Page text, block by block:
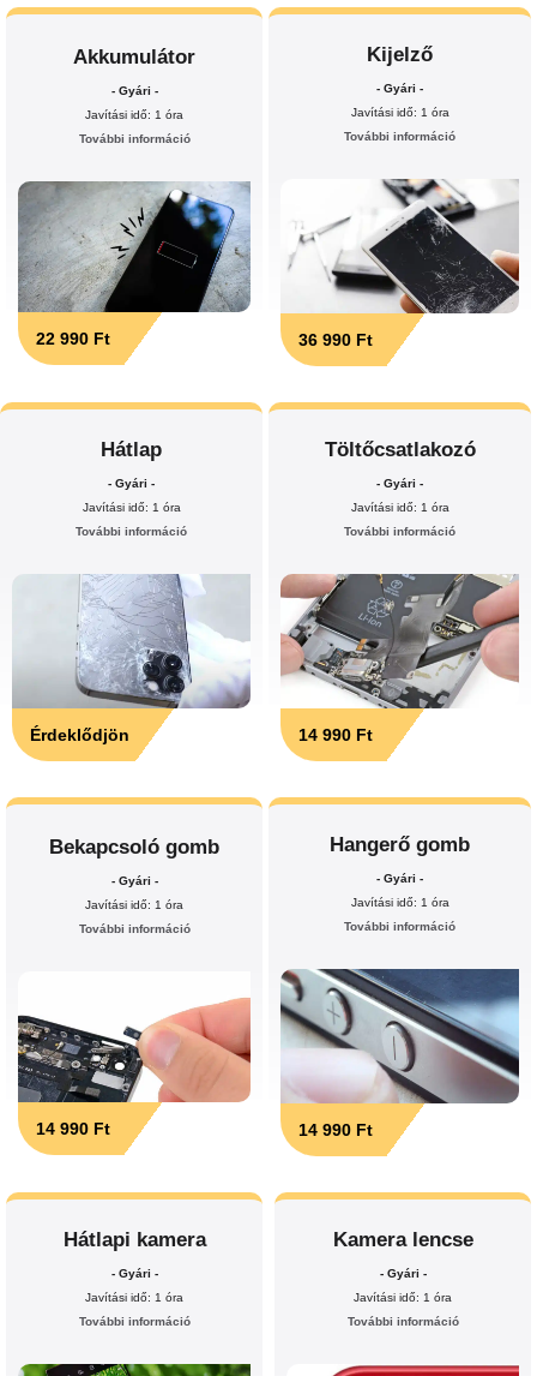
Akkumulátor
- Gyári -
Javítási idő: 1 óra
További információ
22 990 Ft
Kijelző
- Gyári -
Javítási idő: 1 óra
További információ
36 990 Ft
Hátlap
- Gyári -
Javítási idő: 1 óra
További információ
Érdeklődjön
Töltőcsatlakozó
- Gyári -
Javítási idő: 1 óra
További információ
14 990 Ft
Bekapcsoló gomb
- Gyári -
Javítási idő: 1 óra
További információ
14 990 Ft
Hangerő gomb
- Gyári -
Javítási idő: 1 óra
További információ
14 990 Ft
Hátlapi kamera
- Gyári -
Javítási idő: 1 óra
További információ
Kamera lencse
- Gyári -
Javítási idő: 1 óra
További információ